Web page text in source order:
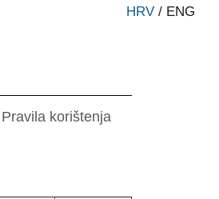
HRV / ENG
Pravila korištenja